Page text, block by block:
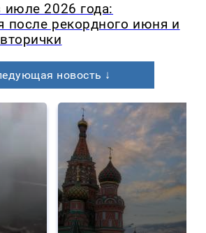
июле 2026 года:
после рекордного июня и
новость ↓